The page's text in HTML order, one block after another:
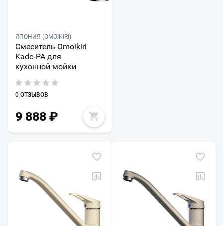
ЯПОНИЯ (OMOIKIRI)
Смеситель Omoikiri
Kado-PA для
кухонной мойки
0 ОТЗЫВОВ
9 888 ₽